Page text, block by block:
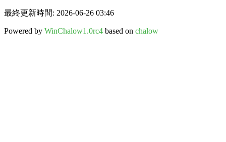
最終更新時間: 2026-06-26 03:46
Powered by WinChalow1.0rc4 based on chalow